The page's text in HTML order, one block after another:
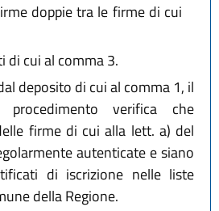
doppie tra le firme di cui
di cui al comma 3.
deposito di cui al comma 1, il
procedimento verifica che
firme di cui alla lett. a) del
autenticate e siano
di iscrizione nelle liste
della Regione.